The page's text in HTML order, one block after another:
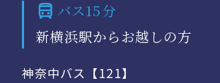
バス15分
新横浜駅からお越しの方
神奈中バス【121】